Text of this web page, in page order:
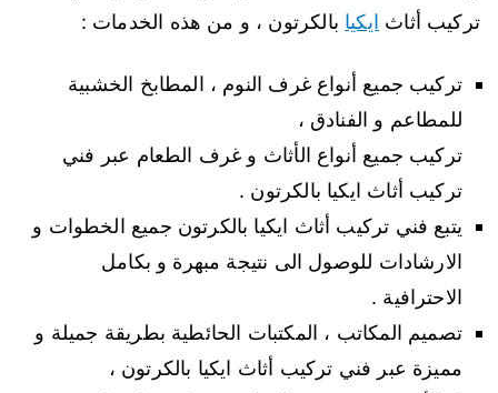
تركيب أثاث ايكيا بالكرتون ، و من هذه الخدمات :
تركيب جميع أنواع غرف النوم ، المطابخ الخشبية
للمطاعم و الفنادق ،
تركيب جميع أنواع الأثاث و غرف الطعام عبر فني
تركيب أثاث ايكيا بالكرتون .
يتبع فني تركيب أثاث ايكيا بالكرتون جميع الخطوات و
الارشادات للوصول الى نتيجة مبهرة و بكامل
الاحترافية .
تصميم المكاتب ، المكتبات الحائطية بطريقة جميلة و
مميزة عبر فني تركيب أثاث ايكيا بالكرتون ،